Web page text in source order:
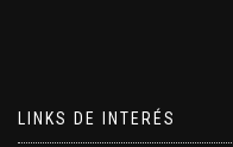
LINKS DE INTERÉS